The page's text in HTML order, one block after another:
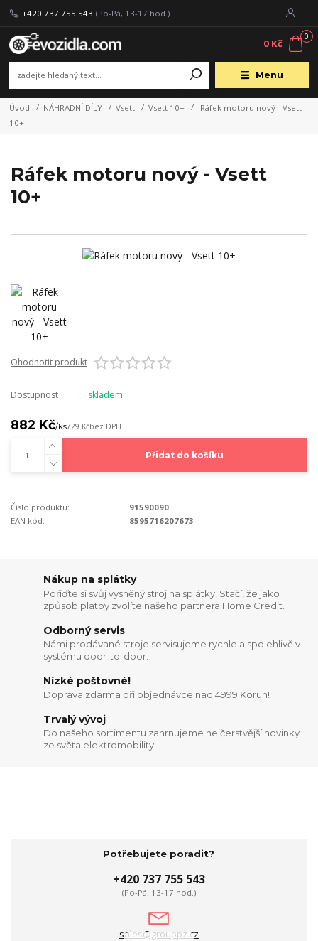
Menu
+420 737 755 543 (Po-Pá, 13-17 hod.)
0
0 Kč
Úvod NÁHRADNÍ DÍLY Vsett Vsett 10+
Ráfek motoru nový - Vsett
10+
Ráfek motoru nový - Vsett
10+
Ohodnotit produkt
Dostupnost skladem
882 Kč/ks729 Kčbez DPH
Přidat do košíku
Číslo produktu:
91590090
EAN kód:
8595716207673
Nákup na splátky
Pořiďte si svůj vysněný stroj na splátky! Stačí, že jako
způsob platby zvolíte našeho partnera Home Credit.
Odborný servis
Námi prodávané stroje servisujeme rychle a spolehlivě v
systému door-to-door.
Nízké poštovné!
Doprava zdarma při objednávce nad 4999 Korun!
Trvalý vývoj
Do našeho sortimentu zahrnujeme nejčerstvější novinky
ze světa elektromobility.
Potřebujete poradit?
+420 737 755 543
(Po-Pá, 13-17 hod.)
sales@grouppz.cz